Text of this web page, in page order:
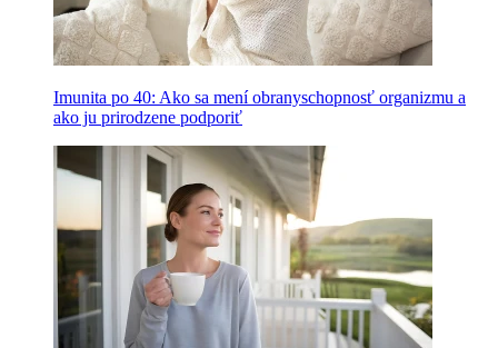
Imunita po 40: Ako sa mení obranyschopnosť organizmu a
ako ju prirodzene podporiť